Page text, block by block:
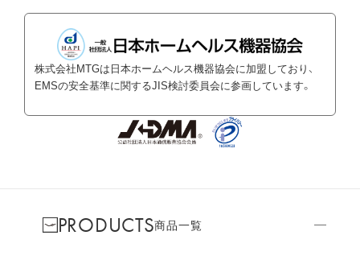
株式会社MTGは日本ホームヘルス機器協会に加盟しており、
EMSの安全基準に関するJIS検討委員会に参画しています。
PRODUCTS商品一覧